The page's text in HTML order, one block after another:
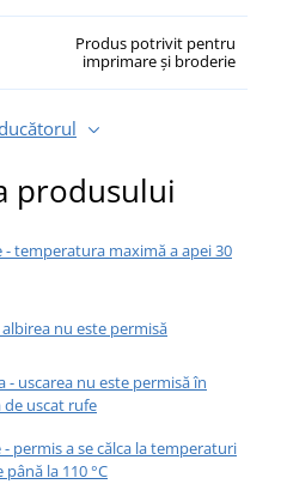
Produs potrivit pentru
imprimare și broderie
produsului
- temperatura maximă a apei 30
nu este permisă
- uscarea nu este permisă în
de uscat rufe
- permis a se călca la temperaturi
la 110 °C